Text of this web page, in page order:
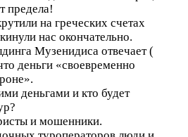
предела!
на греческих счетах
нас окончательно.
Музенидиса отвечает (
деньги «своевременно
деньгами и кто будет
и мошенники.